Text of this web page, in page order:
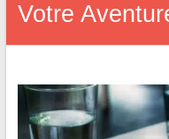
Votre